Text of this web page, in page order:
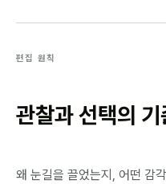
편집 원칙
관찰과 선택의
왜 눈길을 끌었는지, 어떤 감